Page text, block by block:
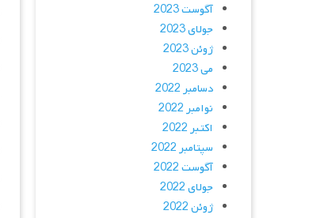
آگوست 2023
جولای 2023
ژوئن 2023
می 2023
دسامبر 2022
نوامبر 2022
اکتبر 2022
سپتامبر 2022
آگوست 2022
جولای 2022
ژوئن 2022